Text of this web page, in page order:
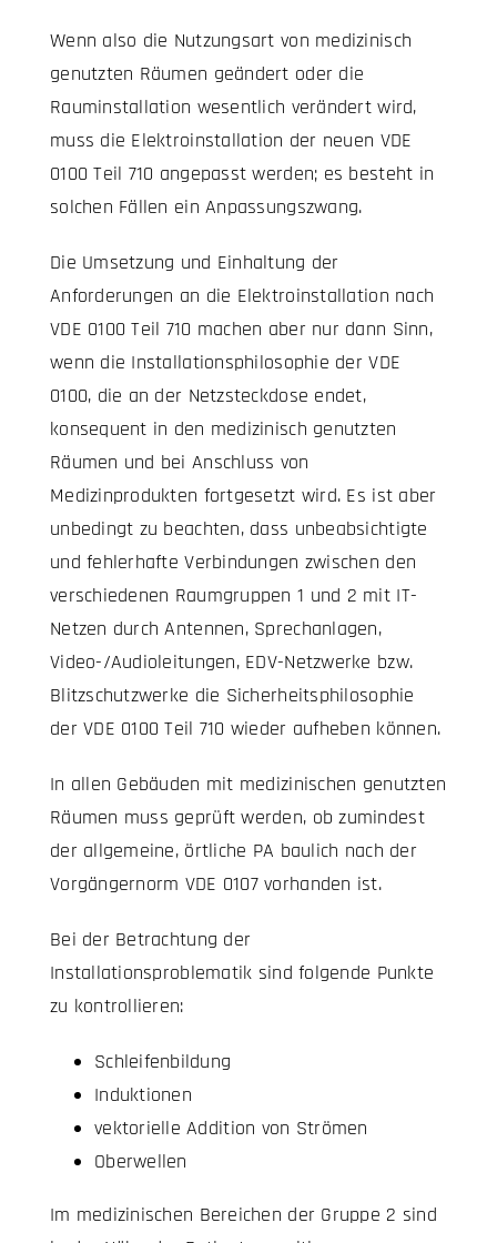
Wenn also die Nutzungsart von medizinisch
genutzten Räumen geändert oder die
Rauminstallation wesentlich verändert wird,
muss die Elektroinstallation der neuen VDE
0100 Teil 710 angepasst werden; es besteht in
solchen Fällen ein Anpassungszwang.
Die Umsetzung und Einhaltung der
Anforderungen an die Elektroinstallation nach
VDE 0100 Teil 710 machen aber nur dann Sinn,
wenn die Installationsphilosophie der VDE
0100, die an der Netzsteckdose endet,
konsequent in den medizinisch genutzten
Räumen und bei Anschluss von
Medizinprodukten fortgesetzt wird. Es ist aber
unbedingt zu beachten, dass unbeabsichtigte
und fehlerhafte Verbindungen zwischen den
verschiedenen Raumgruppen 1 und 2 mit IT-
Netzen durch Antennen, Sprechanlagen,
Video-/Audioleitungen, EDV-Netzwerke bzw.
Blitzschutzwerke die Sicherheitsphilosophie
der VDE 0100 Teil 710 wieder aufheben können.
In allen Gebäuden mit medizinischen genutzten
Räumen muss geprüft werden, ob zumindest
der allgemeine, örtliche PA baulich nach der
Vorgängernorm VDE 0107 vorhanden ist.
Bei der Betrachtung der
Installationsproblematik sind folgende Punkte
zu kontrollieren:
Schleifenbildung
Induktionen
vektorielle Addition von Strömen
Oberwellen
Im medizinischen Bereichen der Gruppe 2 sind